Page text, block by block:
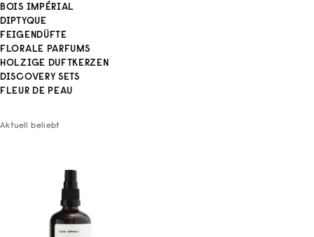
BOIS IMPÉRIAL
DIPTYQUE
FEIGENDÜFTE
FLORALE PARFUMS
HOLZIGE DUFTKERZEN
DISCOVERY SETS
FLEUR DE PEAU
Aktuell beliebt